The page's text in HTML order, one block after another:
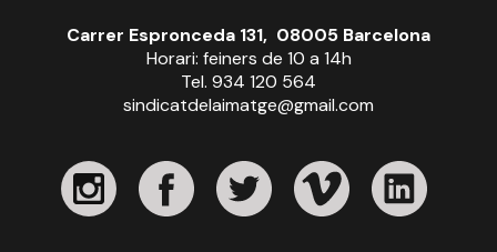
Carrer Espronceda 131, 08005 Barcelona
Horari: feiners de 10 a 14h
Tel. 934 120 564
sindicatdelaimatge@gmail.com